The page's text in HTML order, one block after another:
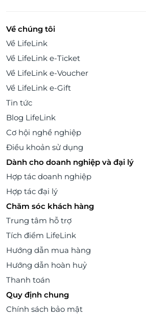
Về chúng tôi
Về LifeLink
Về LifeLink e-Ticket
Về LifeLink e-Voucher
Về LifeLink e-Gift
Tin tức
Blog LifeLink
Cơ hội nghề nghiệp
Điều khoản sử dụng
Dành cho doanh nghiệp và đại lý
Hợp tác doanh nghiệp
Hợp tác đại lý
Chăm sóc khách hàng
Trung tâm hỗ trợ
Tích điểm LifeLink
Hướng dẫn mua hàng
Hướng dẫn hoàn huỷ
Thanh toán
Quy định chung
Chính sách bảo mật